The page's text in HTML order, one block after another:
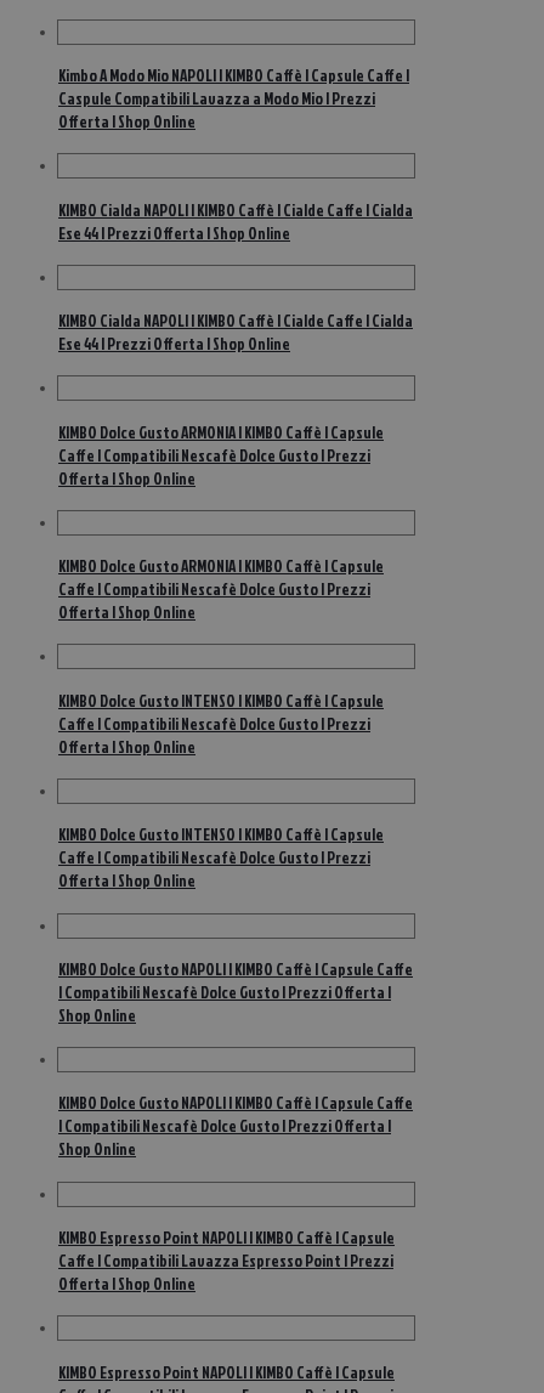
Kimbo A Modo Mio NAPOLI | KIMBO Caffè | Capsule Caffe |
Caspule Compatibili Lavazza a Modo Mio | Prezzi
Offerta | Shop Online
KIMBO Cialda NAPOLI | KIMBO Caffè | Cialde Caffe | Cialda
Ese 44 | Prezzi Offerta | Shop Online
KIMBO Cialda NAPOLI | KIMBO Caffè | Cialde Caffe | Cialda
Ese 44 | Prezzi Offerta | Shop Online
KIMBO Dolce Gusto ARMONIA | KIMBO Caffè | Capsule
Caffe | Compatibili Nescafè Dolce Gusto | Prezzi
Offerta | Shop Online
KIMBO Dolce Gusto ARMONIA | KIMBO Caffè | Capsule
Caffe | Compatibili Nescafè Dolce Gusto | Prezzi
Offerta | Shop Online
KIMBO Dolce Gusto INTENSO | KIMBO Caffè | Capsule
Caffe | Compatibili Nescafè Dolce Gusto | Prezzi
Offerta | Shop Online
KIMBO Dolce Gusto INTENSO | KIMBO Caffè | Capsule
Caffe | Compatibili Nescafè Dolce Gusto | Prezzi
Offerta | Shop Online
KIMBO Dolce Gusto NAPOLI | KIMBO Caffè | Capsule Caffe
| Compatibili Nescafè Dolce Gusto | Prezzi Offerta |
Shop Online
KIMBO Dolce Gusto NAPOLI | KIMBO Caffè | Capsule Caffe
| Compatibili Nescafè Dolce Gusto | Prezzi Offerta |
Shop Online
KIMBO Espresso Point NAPOLI | KIMBO Caffè | Capsule
Caffe | Compatibili Lavazza Espresso Point | Prezzi
Offerta | Shop Online
KIMBO Espresso Point NAPOLI | KIMBO Caffè | Capsule